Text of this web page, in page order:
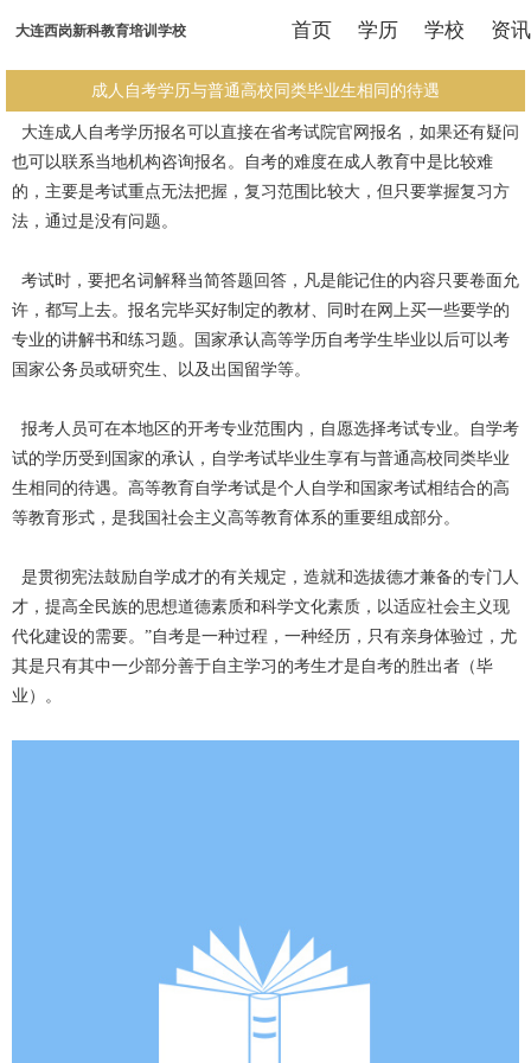
大连西岗新科教育培训学校 首页 学历 学校 资讯
成人自考学历与普通高校同类毕业生相同的待遇
大连成人自考学历报名可以直接在省考试院官网报名，如果还有疑问
也可以联系当地机构咨询报名。自考的难度在成人教育中是比较难
的，主要是考试重点无法把握，复习范围比较大，但只要掌握复习方
法，通过是没有问题。
考试时，要把名词解释当简答题回答，凡是能记住的内容只要卷面允
许，都写上去。报名完毕买好制定的教材、同时在网上买一些要学的
专业的讲解书和练习题。国家承认高等学历自考学生毕业以后可以考
国家公务员或研究生、以及出国留学等。
报考人员可在本地区的开考专业范围内，自愿选择考试专业。自学考
试的学历受到国家的承认，自学考试毕业生享有与普通高校同类毕业
生相同的待遇。高等教育自学考试是个人自学和国家考试相结合的高
等教育形式，是我国社会主义高等教育体系的重要组成部分。
是贯彻宪法鼓励自学成才的有关规定，造就和选拔德才兼备的专门人
才，提高全民族的思想道德素质和科学文化素质，以适应社会主义现
代化建设的需要。”自考是一种过程，一种经历，只有亲身体验过，尤
其是只有其中一少部分善于自主学习的考生才是自考的胜出者（毕
业）。